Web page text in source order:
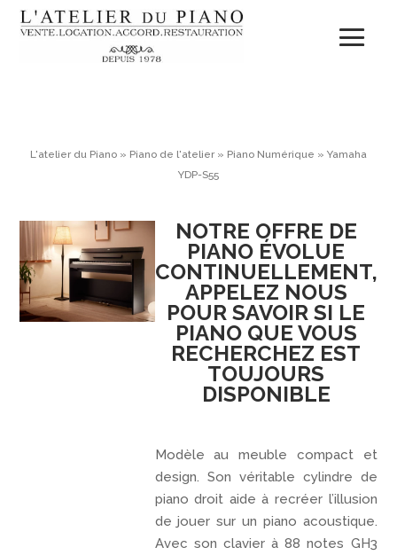
L'atelier du Piano » Piano de l'atelier » Piano Numérique » Yamaha
YDP-S55
NOTRE OFFRE DE
PIANO ÉVOLUE
CONTINUELLEMENT,
APPELEZ NOUS
POUR SAVOIR SI LE
PIANO QUE VOUS
RECHERCHEZ EST
TOUJOURS
DISPONIBLE
Modèle au meuble compact et
design. Son véritable cylindre de
piano droit aide à recréer l’illusion
de jouer sur un piano acoustique.
Avec son clavier à 88 notes GH3